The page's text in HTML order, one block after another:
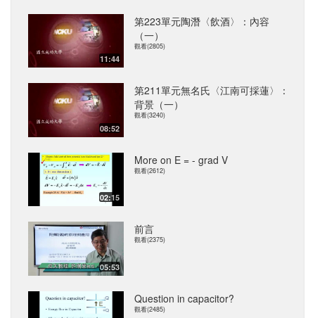
11:44
第223單元陶潛〈飲酒〉：內容
（一）
觀看(2805)
08:52
第211單元無名氏〈江南可採蓮〉：
背景（一）
觀看(3240)
02:15
More on E = - grad V
觀看(2612)
05:53
前言
觀看(2375)
Question in capacitor?
觀看(2485)